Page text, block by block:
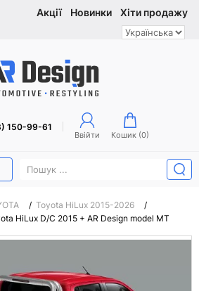
Акції Новинки Хіти продажу
150-99-61
Ввійти Кошик (0)
/ Toyota HiLux 2015-2026
/
HiLux D/C 2015 + AR Design model MT